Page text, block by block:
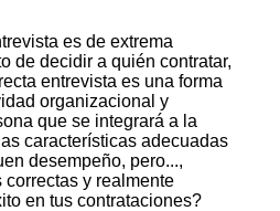
es de extrema
de decidir a quién contratar,
entrevista es una forma
organizacional y
que se integrará a la
características adecuadas
desempeño, pero...,
y realmente
en tus contrataciones?